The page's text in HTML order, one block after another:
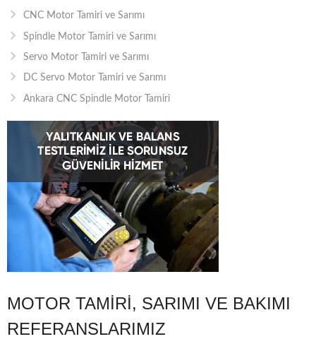
CNC Motor Tamiri ve Sarımı
Spindle Motor Tamiri ve Sarımı
Servo Motor Tamiri ve Sarımı
DC Servo Motor Tamiri ve Sarımı
Ankara CNC Spindle Motor Tamiri
MOTOR TAMIRI, SARIMI VE BAKIMI
REFERANSLARIMIZ